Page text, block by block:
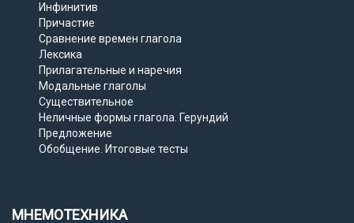
Инфинитив
Причастие
Сравнение времен глагола
Лексика
Прилагательные и наречия
Модальные глаголы
Существительное
Неличные формы глагола. Герундий
Предложение
Обобщение. Итоговые тесты
МНЕМОТЕХНИКА